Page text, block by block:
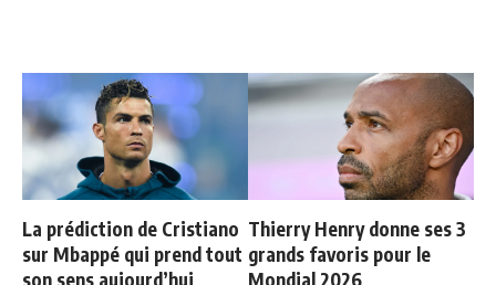
La prédiction de Cristiano
sur Mbappé qui prend tout
son sens aujourd’hui
Thierry Henry donne ses 3
grands favoris pour le
Mondial 2026